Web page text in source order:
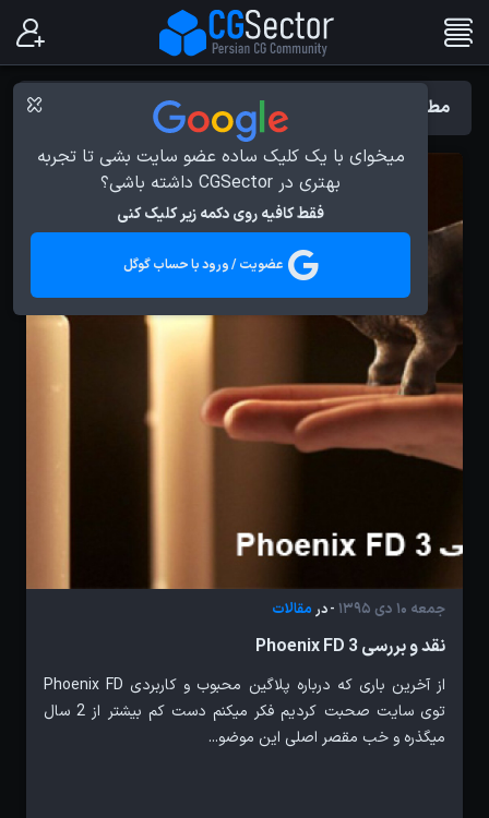
میخوای با یک کلیک ساده عضو سایت بشی تا تجربه
بهتری در CGSector داشته باشی؟
فقط کافیه روی دکمه زیر کلیک کنی
عضویت / ورود با حساب گوگل
مطالب با برچسب : شبیه سازی سیالات
جمعه 10 دی 1395 - در مقالات
نقد و بررسی Phoenix FD 3
از آخرین باری که درباره پلاگین محبوب و کاربردی Phoenix FD
توی سایت صحبت کردیم فکر میکنم دست کم بیشتر از 2 سال
میگذره و خب مقصر اصلی این موضو...